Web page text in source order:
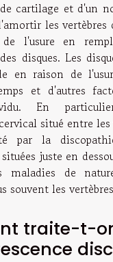
cartilage et d'un
les vertèbres
l'usure en
disques. Les
en raison de
et d'autres
En
situé entre les
par la
juste en
maladies de
souvent les
traite-t-